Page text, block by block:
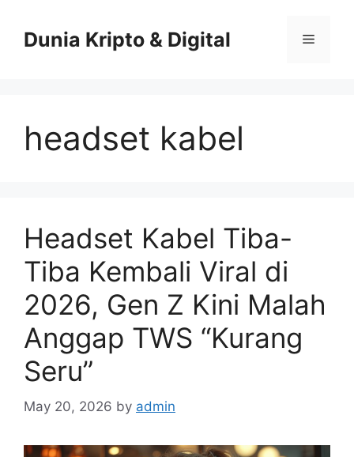
contentDunia Kripto & Digital Menu
headset kabel
Headset Kabel Tiba-
Tiba Kembali Viral di
2026, Gen Z Kini Malah
Anggap TWS “Kurang
Seru”
May 20, 2026 by admin